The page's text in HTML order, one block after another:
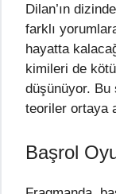
Dilan’ın
farklı
hayatta
kimileri de
düşünüyor. Bu
teoriler ortaya
Başrol